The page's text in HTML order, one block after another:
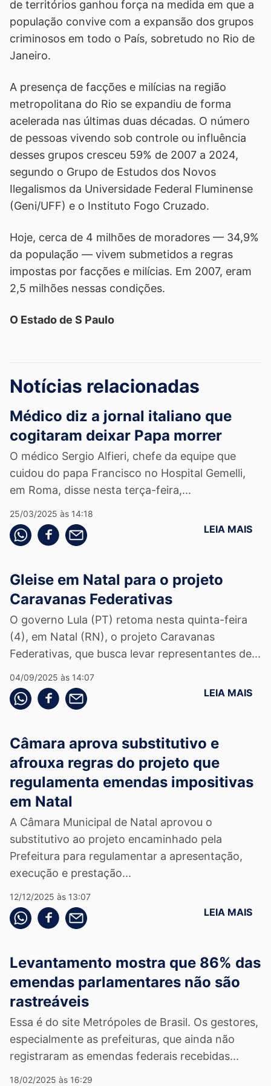
de territórios ganhou força na medida em que a
população convive com a expansão dos grupos
criminosos em todo o País, sobretudo no Rio de
Janeiro.
A presença de facções e milícias na região
metropolitana do Rio se expandiu de forma
acelerada nas últimas duas décadas. O número
de pessoas vivendo sob controle ou influência
desses grupos cresceu 59% de 2007 a 2024,
segundo o Grupo de Estudos dos Novos
Ilegalismos da Universidade Federal Fluminense
(Geni/UFF) e o Instituto Fogo Cruzado.
Hoje, cerca de 4 milhões de moradores — 34,9%
da população — vivem submetidos a regras
impostas por facções e milícias. Em 2007, eram
2,5 milhões nessas condições.
O Estado de S Paulo
Notícias relacionadas
Médico diz a jornal italiano que
cogitaram deixar Papa morrer
O médico Sergio Alfieri, chefe da equipe que
cuidou do papa Francisco no Hospital Gemelli,
em Roma, disse nesta terça-feira,...
25/03/2025 às 14:18
Compartilhe pelo whatsapp
Compartilhar no facebook
Compartilhe pelo email LEIA MAIS
Gleise em Natal para o projeto
Caravanas Federativas
O governo Lula (PT) retoma nesta quinta-feira
(4), em Natal (RN), o projeto Caravanas
Federativas, que busca levar representantes de...
04/09/2025 às 14:07
Compartilhe pelo whatsapp
Compartilhar no facebook
Compartilhe pelo email LEIA MAIS
Câmara aprova substitutivo e
afrouxa regras do projeto que
regulamenta emendas impositivas
em Natal
A Câmara Municipal de Natal aprovou o
substitutivo ao projeto encaminhado pela
Prefeitura para regulamentar a apresentação,
execução e prestação...
12/12/2025 às 13:07
Compartilhe pelo whatsapp
Compartilhar no facebook
Compartilhe pelo email LEIA MAIS
Levantamento mostra que 86% das
emendas parlamentares não são
rastreáveis
Essa é do site Metrópoles de Brasil. Os gestores,
especialmente as prefeituras, que ainda não
registraram as emendas federais recebidas...
18/02/2025 às 16:29